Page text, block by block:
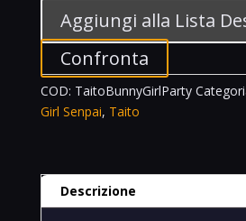
Dress
Rascal
Does
Not
Bunny
Aggiungi alla Lista
Confronta
COD: TaitoBunnyGirlParty
Girl Senpai, Taito
Descrizione